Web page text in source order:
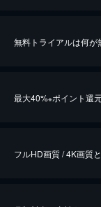
無料トライアルは何が
最大40%※ポイント還
フルHD画質 / 4K画質